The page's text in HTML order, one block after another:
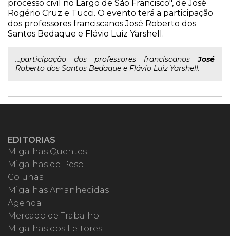
processo civil no Largo de São Francisco", de José
Rogério Cruz e Tucci. O evento terá a participação
dos professores franciscanos José Roberto dos
Santos Bedaque e Flávio Luiz Yarshell.
...participação dos professores franciscanosJosé
Roberto dos Santos Bedaque e Flávio Luiz Yarshell.
EDITORIAS
Migalhas Quentes
Migalhas de Peso
Colunas
Migalhas Amanhecidas
Agenda
Mercado de Trabalho
Migalhas dos Leitores